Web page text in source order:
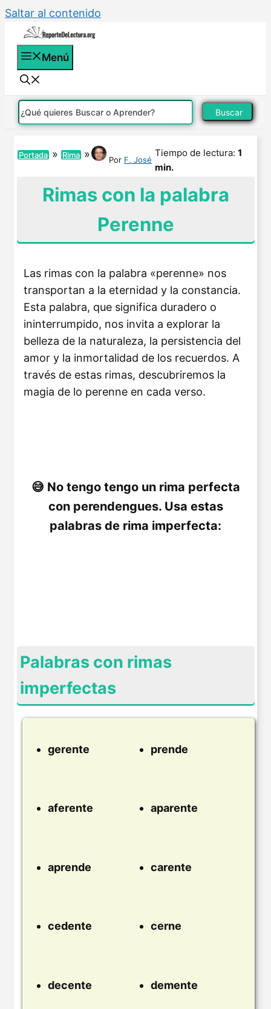
Saltar al contenido
Menú
Buscar
Portada » Rima » Por F. José
Tiempo de lectura: 1
min.
Rimas con la palabra
Perenne
Las rimas con la palabra «perenne» nos
transportan a la eternidad y la constancia.
Esta palabra, que significa duradero o
ininterrumpido, nos invita a explorar la
belleza de la naturaleza, la persistencia del
amor y la inmortalidad de los recuerdos. A
través de estas rimas, descubriremos la
magia de lo perenne en cada verso.
No tengo tengo un rima perfecta
con perendengues. Usa estas
palabras de rima imperfecta:
Palabras con rimas
imperfectas
gerente prende
aferente aparente
aprende carente
cedente cerne
decente demente